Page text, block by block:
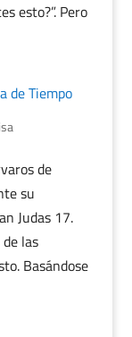
esto?”. Pero
de Tiempo
de
su
Judas 17.
las
Basándose